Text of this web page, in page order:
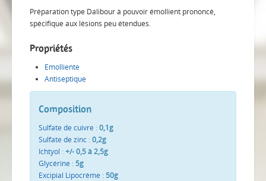
Préparation type Dalibour à pouvoir émollient prononcé,
spécifique aux lésions peu étendues.
Propriétés
Emolliente
Antiseptique
Composition
Sulfate de cuivre :0,1g
Sulfate de zinc :0,2g
Ichtyol :+/- 0,5 à 2,5g
Glycérine :5g
Excipial Lipocrème :50g